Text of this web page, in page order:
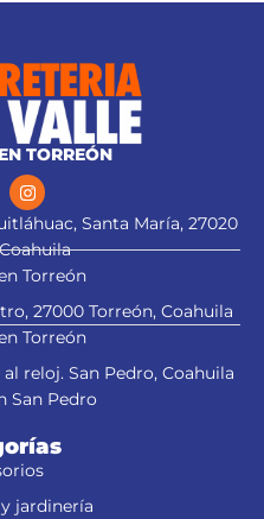
TORREÓN
Santa María, 27020
Torreón
27000 Torreón, Coahuila
Torreón
reloj. San Pedro, Coahuila
San Pedro
jardinería